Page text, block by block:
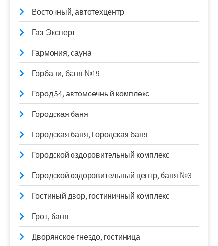
Восточный, автотехцентр
Газ-Эксперт
Гармония, сауна
Горбани, баня №19
Город 54, автомоечный комплекс
Городская баня
Городская баня, Городская баня
Городской оздоровительный комплекс
Городской оздоровительный центр, баня №3
Гостиный двор, гостиничный комплекс
Грот, баня
Дворянское гнездо, гостиница